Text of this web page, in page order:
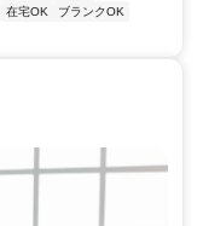
在宅OK
ブランクOK